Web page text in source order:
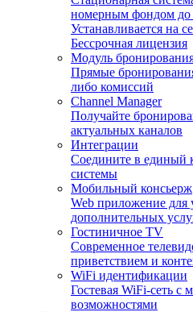
номерным фондом до
Устанавливается на
Бессрочная лицензия
Модуль
Прямые
либо комиссий
Channel Manager
Получайте
актуальных каналов
Интеграции
Соедините в единый
системы
Мобильный консьерж
Web приложение для
дополнительных
Гостиничное TV
Современное
приветствием и
WiFi идентификации
Гостевая WiFi-сеть с
возможностями